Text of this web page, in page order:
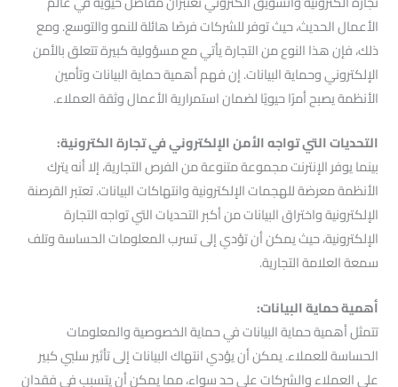
الأعمال الحديث، حيث توفر للشركات فرصًا هائلة للنمو والتوسع. ومع
ذلك، فإن هذا النوع من التجارة يأتي مع مسؤولية كبيرة تتعلق بالأمن
الإلكتروني وحماية البيانات. إن فهم أهمية حماية البيانات وتأمين
الأنظمة يصبح أمرًا حيويًا لضمان استمرارية الأعمال وثقة العملاء.
التحديات التي تواجه الأمن الإلكتروني في تجارة الكترونية:
بينما يوفر الإنترنت مجموعة متنوعة من الفرص التجارية، إلا أنه يترك
الأنظمة معرضة للهجمات الإلكترونية وانتهاكات البيانات. تعتبر القرصنة
الإلكترونية واختراق البيانات من أكبر التحديات التي تواجه التجارة
الإلكترونية، حيث يمكن أن تؤدي إلى تسرب المعلومات الحساسة وتلف
سمعة العلامة التجارية.
أهمية حماية البيانات:
تتمثل أهمية حماية البيانات في حماية الخصوصية والمعلومات
الحساسة للعملاء. يمكن أن يؤدي انتهاك البيانات إلى تأثير سلبي كبير
على العملاء والشركات على حد سواء، مما يمكن أن يتسبب في فقدان